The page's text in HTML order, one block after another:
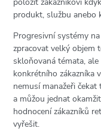
položit zákazníkovi
produkt, službu anebo
Progresivní systémy
zpracovat velký objem
skloňovaná témata,
konkrétního zákazníka
nemusí manažeři
a můžou jednat
hodnocení zákazníků
vyřešit.